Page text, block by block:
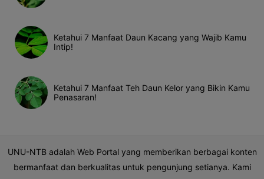
Ketahui 7 Manfaat Daun Kacang yang Wajib Kamu
Intip!
Ketahui 7 Manfaat Teh Daun Kelor yang Bikin Kamu
Penasaran!
UNU-NTB adalah Web Portal yang memberikan berbagai konten
bermanfaat dan berkualitas untuk pengunjung setianya. Kami